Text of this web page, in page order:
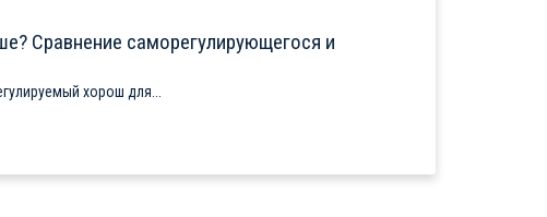
Сравнение саморегулирующегося и
хорош для...